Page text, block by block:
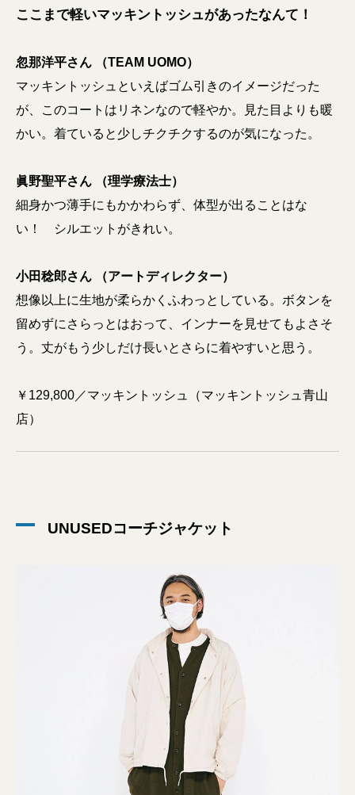
ここまで軽いマッキントッシュがあったなんて！
忽那洋平さん （TEAM UOMO）
マッキントッシュといえばゴム引きのイメージだった
が、このコートはリネンなので軽やか。見た目よりも暖
かい。着ていると少しチクチクするのが気になった。
眞野聖平さん （理学療法士）
細身かつ薄手にもかかわらず、体型が出ることはな
い！ シルエットがきれい。
小田稔郎さん （アートディレクター）
想像以上に生地が柔らかくふわっとしている。ボタンを
留めずにさらっとはおって、インナーを見せてもよさそ
う。丈がもう少しだけ長いとさらに着やすいと思う。
￥129,800／マッキントッシュ（マッキントッシュ青山
店）
UNUSEDコーチジャケット